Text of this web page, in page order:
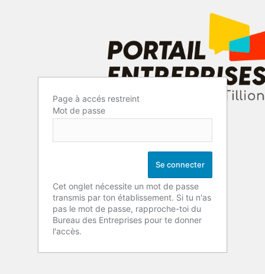
Page à accés restreint
Mot de passe
Cet onglet nécessite un mot de passe
transmis par ton établissement. Si tu n'as
pas le mot de passe, rapproche-toi du
Bureau des Entreprises pour te donner
l'accès.